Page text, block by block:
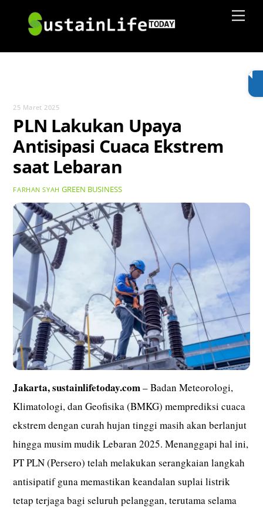
content
25 Maret 2025
PLN Lakukan Upaya
Antisipasi Cuaca Ekstrem
saat Lebaran
FARHAN SYAH GREEN BUSINESS
Jakarta,sustainlifetoday.com– Badan Meteorologi,
Klimatologi, dan Geofisika (BMKG) memprediksi cuaca
ekstrem dengan curah hujan tinggi masih akan berlanjut
hingga musim mudik Lebaran 2025. Menanggapi hal ini,
PT PLN (Persero) telah melakukan serangkaian langkah
antisipatif guna memastikan keandalan suplai listrik
tetap terjaga bagi seluruh pelanggan, terutama selama